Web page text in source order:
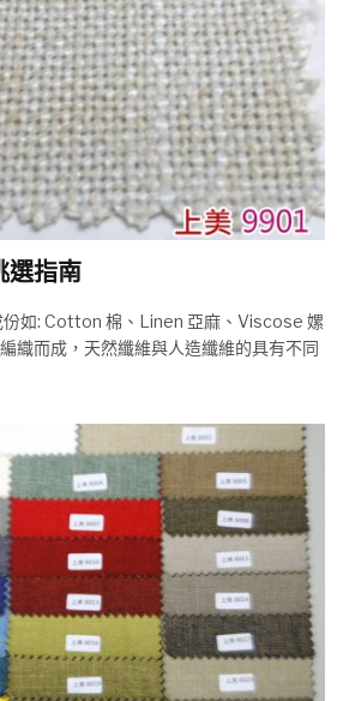
選指南
份如: Cotton 棉、Linen 亞麻、Viscose 嫘
織而成，天然纖維與人造纖維的具有不同